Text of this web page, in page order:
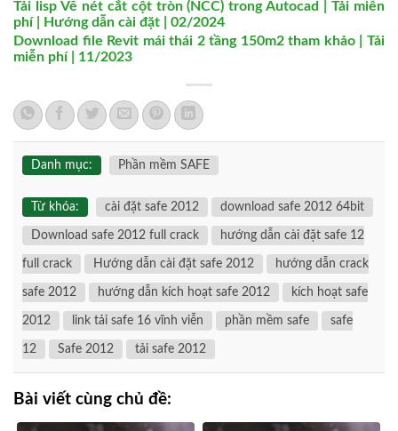
Tải lisp Vẽ nét cắt cột tròn (NCC) trong Autocad | Tải miễn
phí | Hướng dẫn cài đặt | 02/2024
Download file Revit mái thái 2 tầng 150m2 tham khảo | Tải
miễn phí | 11/2023
Danh mục: Phần mềm SAFE
Từ khóa: cài đặt safe 2012 download safe 2012 64bit
Download safe 2012 full crack hướng dẫn cài đặt safe 12
full crack Hướng dẫn cài đặt safe 2012 hướng dẫn crack
safe 2012 hướng dẫn kích hoạt safe 2012 kích hoạt safe
2012 link tải safe 16 vĩnh viễn phần mềm safe safe
12 Safe 2012 tải safe 2012
Bài viết cùng chủ đề: